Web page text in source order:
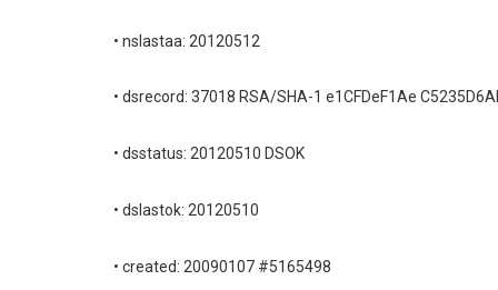
• nslastaa: 20120512
• dsrecord: 37018 RSA/SHA-1 e1CFDeF1Ae
• dsstatus: 20120510 DSOK
• dslastok: 20120510
• created: 20090107 #5165498